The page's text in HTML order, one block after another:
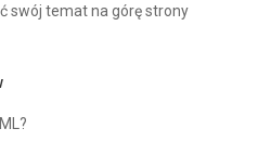
swój temat na górę strony